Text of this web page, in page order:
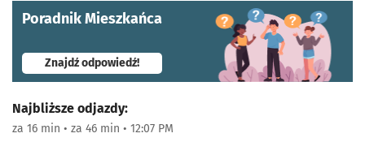
Poradnik Mieszkańca
Znajdź odpowiedź!- otworzy się w nowej karcie
Najbliższe odjazdy:
za 16 min • za 46 min • 12:07 PM